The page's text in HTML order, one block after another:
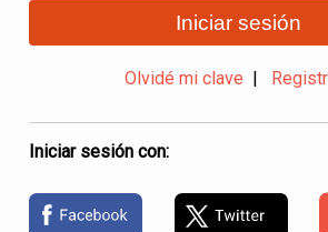
Iniciar sesión
Olvidé mi clave
Iniciar sesión con: